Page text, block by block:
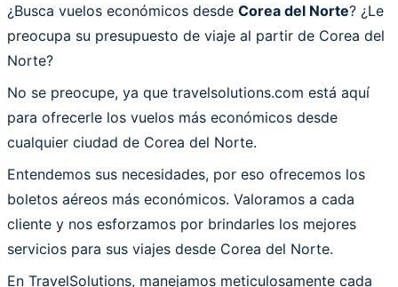
¿Busca vuelos económicos desde Corea del Norte? ¿Le
preocupa su presupuesto de viaje al partir de Corea del
Norte?
No se preocupe, ya que travelsolutions.com está aquí
para ofrecerle los vuelos más económicos desde
cualquier ciudad de Corea del Norte.
Entendemos sus necesidades, por eso ofrecemos los
boletos aéreos más económicos. Valoramos a cada
cliente y nos esforzamos por brindarles los mejores
servicios para sus viajes desde Corea del Norte.
En TravelSolutions, manejamos meticulosamente cada